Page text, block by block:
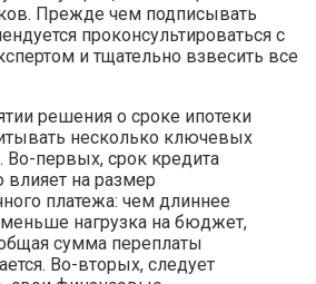
Прежде чем подписывать
проконсультироваться с
и тщательно взвесить все
решения о сроке ипотеки
несколько ключевых
Во-первых, срок кредита
на размер
платежа: чем длиннее
нагрузка на бюджет,
сумма переплаты
Во-вторых, следует